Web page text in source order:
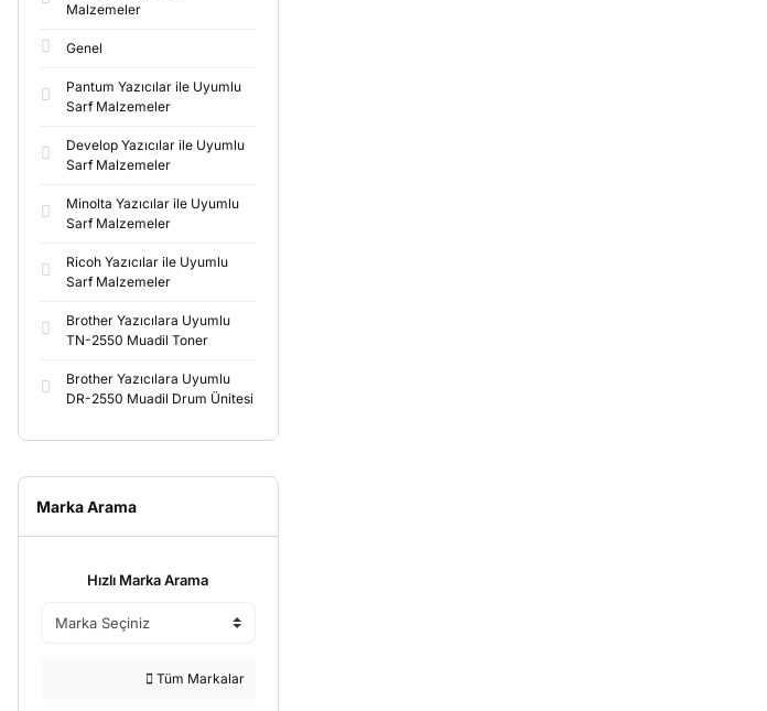
Malzemeler
Genel
Pantum Yazıcılar ile Uyumlu
Sarf Malzemeler
Develop Yazıcılar ile Uyumlu
Sarf Malzemeler
Minolta Yazıcılar ile Uyumlu
Sarf Malzemeler
Ricoh Yazıcılar ile Uyumlu
Sarf Malzemeler
Brother Yazıcılara Uyumlu
TN-2550 Muadil Toner
Brother Yazıcılara Uyumlu
DR-2550 Muadil Drum Ünitesi
Marka Arama
Hızlı Marka Arama
Tüm Markalar